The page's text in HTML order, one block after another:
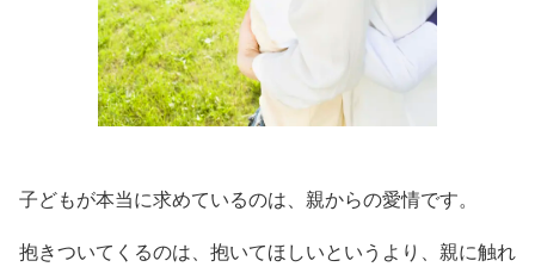
子どもが本当に求めているのは、親からの愛情です。
抱きついてくるのは、抱いてほしいというより、親に触れ